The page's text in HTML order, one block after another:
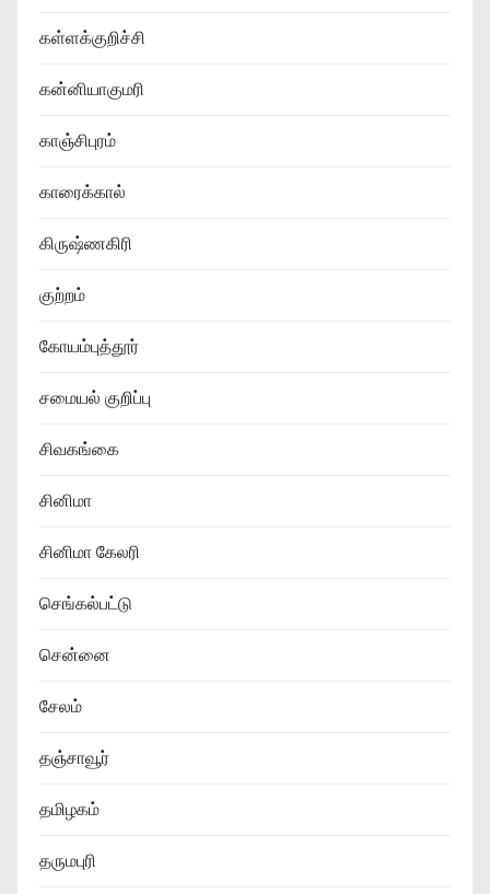
கள்ளக்குறிச்சி
கன்னியாகுமரி
காஞ்சிபுரம்
காரைக்கால்
கிருஷ்ணகிரி
குற்றம்
கோயம்புத்தூர்
சமையல் குறிப்பு
சிவகங்கை
சினிமா
சினிமா கேலரி
செங்கல்பட்டு
சென்னை
சேலம்
தஞ்சாவூர்
தமிழகம்
தருமபுரி